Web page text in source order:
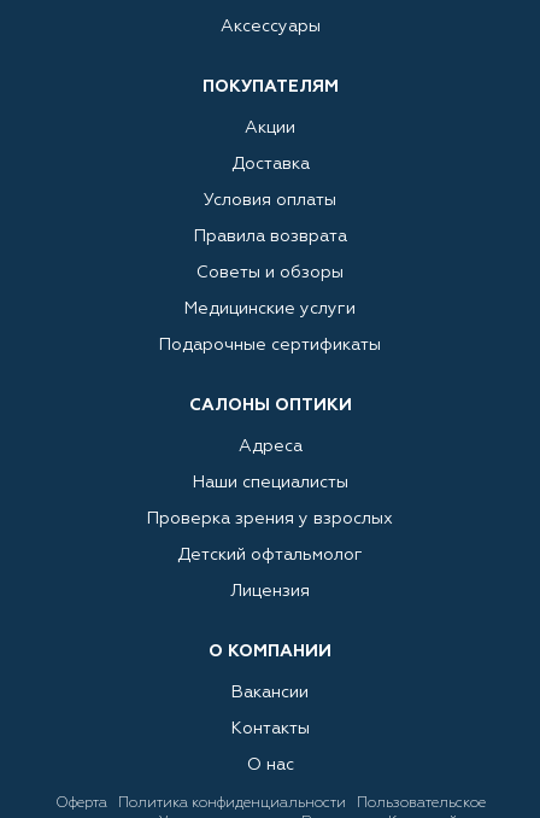
Аксессуары
ПОКУПАТЕЛЯМ
Акции
Доставка
Условия оплаты
Правила возврата
Советы и обзоры
Медицинские услуги
Подарочные сертификаты
САЛОНЫ ОПТИКИ
Адреса
Наши специалисты
Проверка зрения у взрослых
Детский офтальмолог
Лицензия
О КОМПАНИИ
Вакансии
Контакты
О нас
Оферта Политика конфиденциальности
Пользовательское